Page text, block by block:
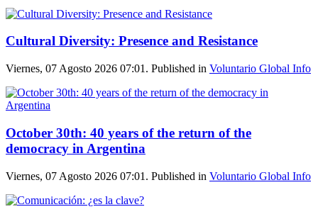
Cultural Diversity: Presence and Resistance
Viernes, 07 Agosto 2026 07:01. Published in Voluntario Global Info
October 30th: 40 years of the return of the
democracy in Argentina
Viernes, 07 Agosto 2026 07:01. Published in Voluntario Global Info